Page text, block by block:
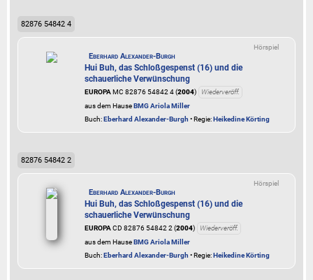
82876 54842 4
Hörspiel
Eberhard Alexander-Burgh
Hui Buh, das Schloßgespenst (16) und die
schauerliche Verwünschung
EUROPAMC 82876 54842 4 (2004)
Wiederveröff.
aus dem HauseBMG Ariola Miller
Buch:Eberhard Alexander-Burgh • Regie:Heikedine Körting
82876 54842 2
Hörspiel
Eberhard Alexander-Burgh
Hui Buh, das Schloßgespenst (16) und die
schauerliche Verwünschung
EUROPACD 82876 54842 2 (2004)
Wiederveröff.
aus dem HauseBMG Ariola Miller
Buch:Eberhard Alexander-Burgh • Regie:Heikedine Körting